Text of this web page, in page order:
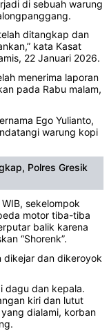
di sebuah warung
ditangkap dan
kata Kasat
22 Januari 2026.
menerima laporan
pada Rabu malam,
Ego Yulianto,
warung kopi
Polres Gresik
sekelompok
motor tiba-tiba
balik karena
“Shorenk”.
dikejar dan dikeroyok
dagu dan kepala.
kiri dan lutut
dialami, korban